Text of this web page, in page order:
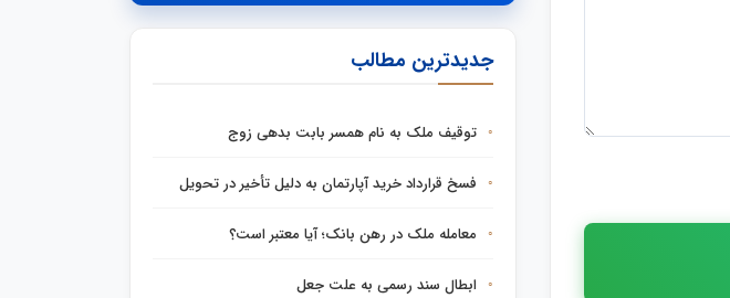
جدیدترین مطالب
توقیف ملک به نام همسر بابت بدهی زوج
فسخ قرارداد خرید آپارتمان به دلیل تأخیر در تحویل
معامله ملک در رهن بانک؛ آیا معتبر است؟
ابطال سند رسمی به علت جعل